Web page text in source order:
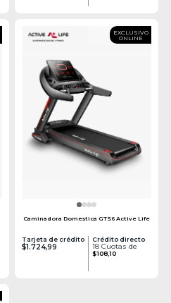
EXCLUSIVO
ONLINE
Caminadora Domestica GTS6 Active Life
Tarjeta de crédito
$1.724,99
Crédito directo
18 Cuotas de
$108,10